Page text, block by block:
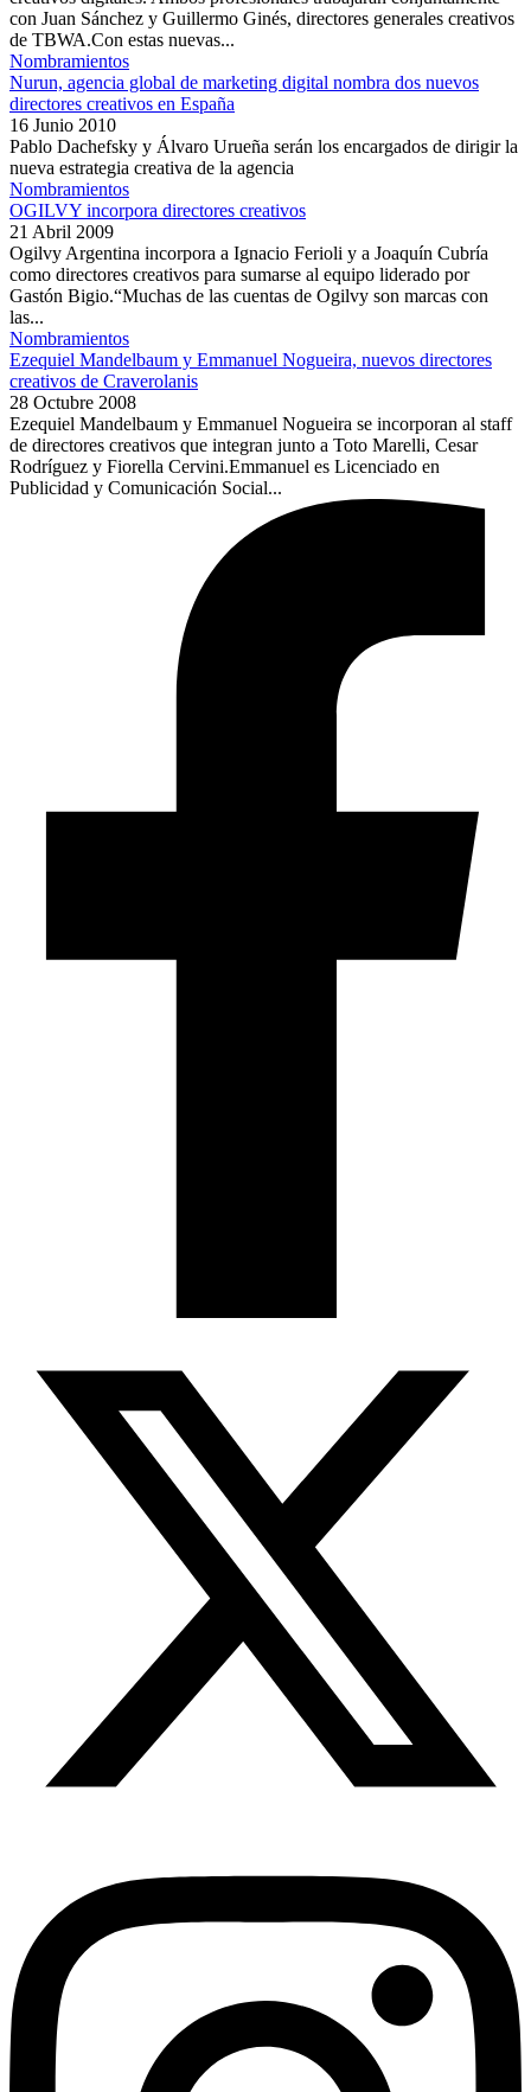
con Juan Sánchez y Guillermo Ginés, directores generales creativos
de TBWA.Con estas nuevas...
Nombramientos
Nurun, agencia global de marketing digital nombra dos nuevos
directores creativos en España
16 Junio 2010
Pablo Dachefsky y Álvaro Urueña serán los encargados de dirigir la
nueva estrategia creativa de la agencia
Nombramientos
OGILVY incorpora directores creativos
21 Abril 2009
Ogilvy Argentina incorpora a Ignacio Ferioli y a Joaquín Cubría
como directores creativos para sumarse al equipo liderado por
Gastón Bigio.“Muchas de las cuentas de Ogilvy son marcas con
las...
Nombramientos
Ezequiel Mandelbaum y Emmanuel Nogueira, nuevos directores
creativos de Craverolanis
28 Octubre 2008
Ezequiel Mandelbaum y Emmanuel Nogueira se incorporan al staff
de directores creativos que integran junto a Toto Marelli, Cesar
Rodríguez y Fiorella Cervini.Emmanuel es Licenciado en
Publicidad y Comunicación Social...